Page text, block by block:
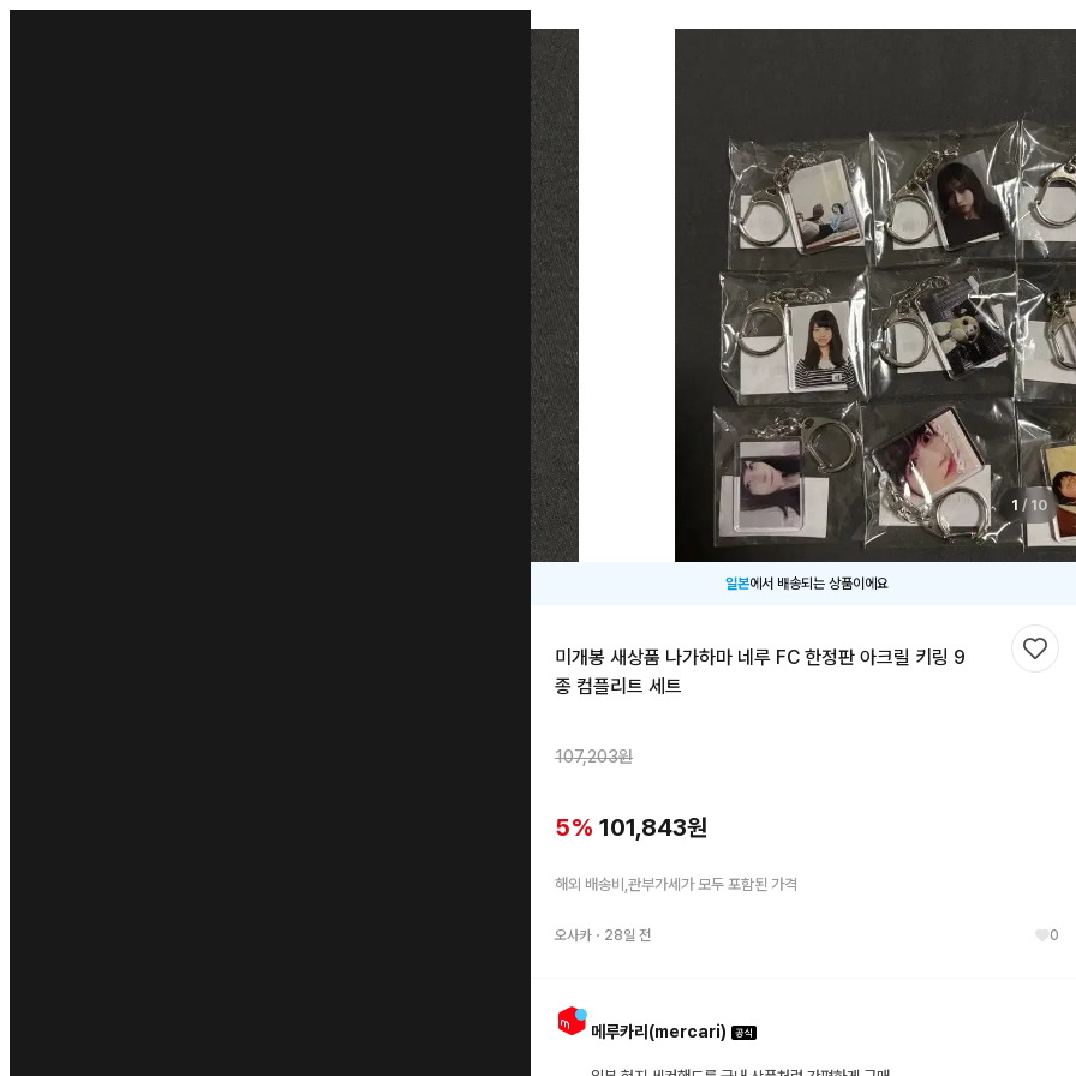
1 / 10
일본에서 배송되는 상품이에요
미개봉 새상품 나가하마 네루 FC 한정판 아크릴 키링 9
종 컴플리트 세트
107,203원
5% 101,843원
해외 배송비,관부가세가 모두 포함된 가격
오사카・ 28일 전 0
메루카리(mercari)
찜하